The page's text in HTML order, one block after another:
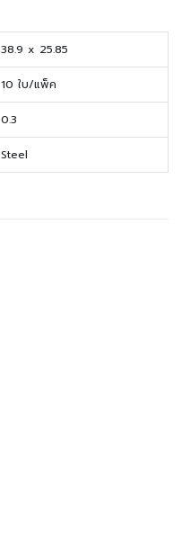
38.9 x 25.85
10 ใบ/แพ็ค
0.3
Steel